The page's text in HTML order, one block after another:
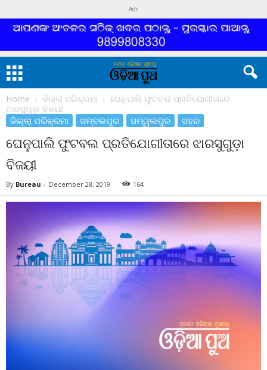
Ads
Home ଜିଲ୍ଲା ପରିକ୍ରମା
ଘେନୁପାଲି ଫୁଟବଲ ପ୍ରତିଯୋଗୀତାରେ
ଝାରସୁଗୁଡ଼ା ବିଜୟୀ
ଜିଲ୍ଲା ପରିକ୍ରମା ସମ୍ବଲପୁର ସମ୍ୱଲପୁର ସହର
ଘେନୁପାଲି ଫୁଟବଲ ପ୍ରତିଯୋଗୀତାରେ ଝାରସୁଗୁଡ଼ା
ବିଜୟୀ
By Bureau - December 28, 2019 164